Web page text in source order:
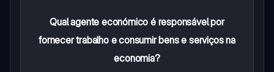
Qual agente económico é responsável por
fornecer trabalho e consumir bens e serviços na
economia?